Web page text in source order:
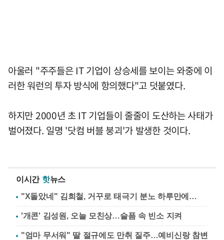
아울러 "주주들은 IT 기업이 상승세를 보이는 와중에 이
러한 워런의 투자 방식에 항의했다"고 덧붙였다.
하지만 2000년 초 IT 기업들이 줄줄이 도산하는 사태가
벌어졌다. 일명 '닷컴 버블 붕괴'가 발생한 것이다.
이시간 핫뉴스
"X돌았네" 김희철, 거꾸로 태극기 분노 하루만에…
'개콘' 김성원, 오늘 모친상…슬픔 속 빈소 지켜
"엄마 무서워" 딸 절규에도 만취 질주…예비신랑 참변